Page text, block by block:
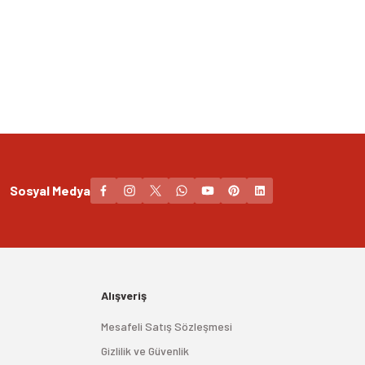
Sosyal Medya
Alışveriş
Mesafeli Satış Sözleşmesi
Gizlilik ve Güvenlik